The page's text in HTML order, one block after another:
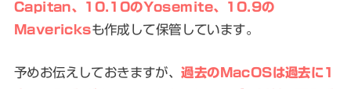
Capitan、10.10のYosemite、10.9の
Mavericksも作成して保管しています。
予めお伝えしておきますが、過去のMacOSは過去に1